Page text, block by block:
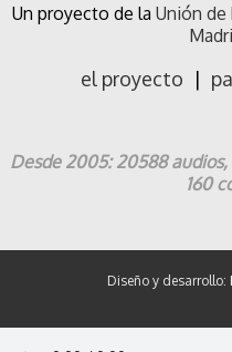
Un proyecto de la Unión de
el proyecto |
Desde 2005: 20588
160
Diseño y desarrollo: